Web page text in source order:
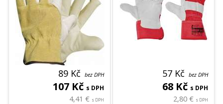
89 Kč bez DPH
107 Kč s DPH
4,41 € s DPH
57 Kč bez DPH
68 Kč s DPH
2,80 € s DPH